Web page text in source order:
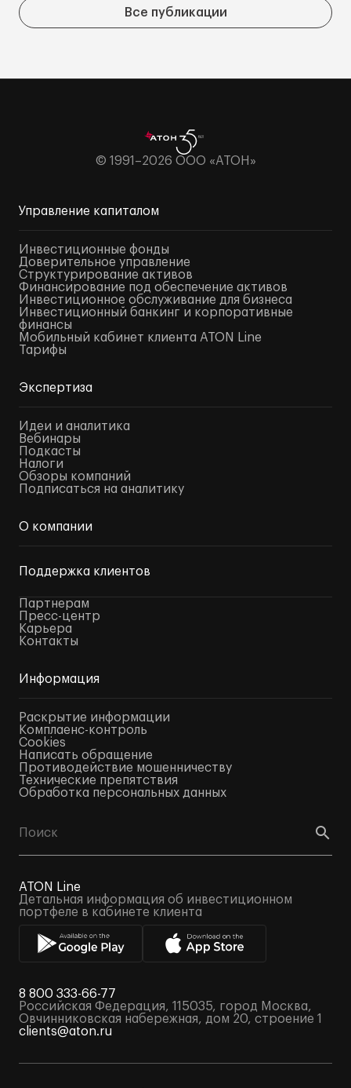
Все публикации
© 1991–2026 ООО «АТОН»
Управление капиталом
Инвестиционные фонды
Доверительное управление
Структурирование активов
Финансирование под обеспечение активов
Инвестиционное обслуживание для бизнеса
Инвестиционный банкинг и корпоративные
финансы
Мобильный кабинет клиента ATON Line
Тарифы
Экспертиза
Идеи и аналитика
Вебинары
Подкасты
Налоги
Обзоры компаний
Подписаться на аналитику
О компании
Поддержка клиентов
Партнерам
Пресс-центр
Карьера
Контакты
Информация
Раскрытие информации
Комплаенс-контроль
Cookies
Написать обращение
Противодействие мошенничеству
Технические препятствия
Обработка персональных данных
ATON Line
Детальная информация об инвестиционном
портфеле в кабинете клиента
8 800 333-66-77
Российская Федерация, 115035, город Москва,
Овчинниковская набережная, дом 20, строение 1
clients@aton.ru